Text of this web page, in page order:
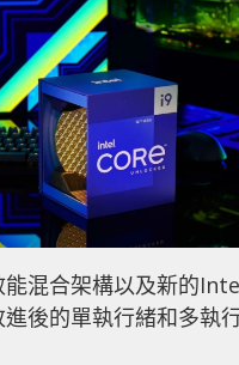
混合架構以及新的
後的單執行緒和多執